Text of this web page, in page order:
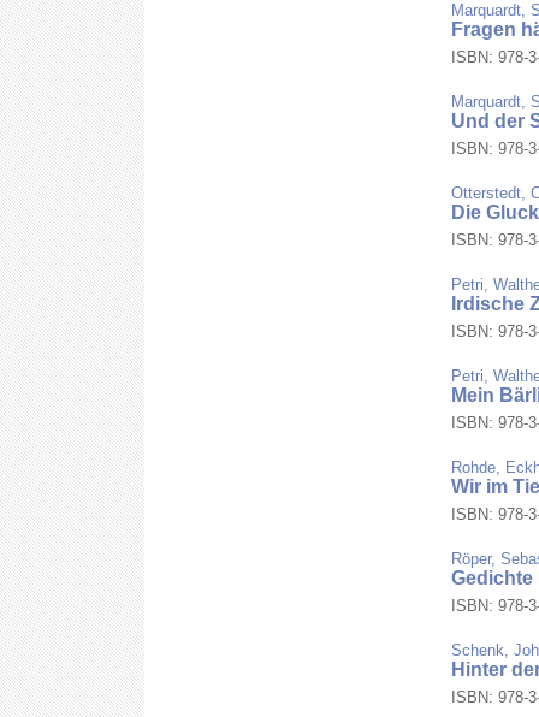
Marquardt,
Fragen
ISBN: 978-
Marquardt,
Und der
ISBN: 978-
Otterstedt,
Die
ISBN: 978-
Petri,
Irdische
ISBN: 978-
Petri,
Mein
ISBN: 978-
Rohde,
Wir im
ISBN: 978-
Röper,
Gedichte
ISBN: 978-
Schenk,
Hinter
ISBN: 978-